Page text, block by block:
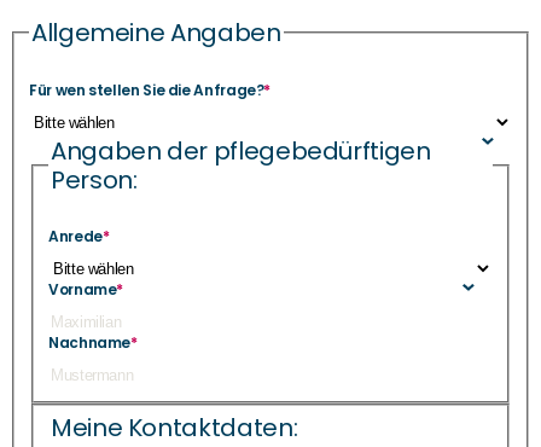
Für wen stellen Sie die Anfrage?*
Allgemeine Angaben
Angaben der pflegebedürftigen
Person:
Anrede*
Vorname*
Nachname*
Meine Kontaktdaten: